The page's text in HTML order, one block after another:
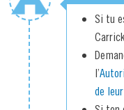
Si tu
l’
de